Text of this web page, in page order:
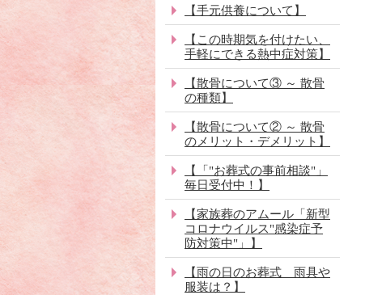
【手元供養について】
【この時期気を付けたい、
手軽にできる熱中症対策】
【散骨について③ ～ 散骨
の種類】
【散骨について② ～ 散骨
のメリット・デメリット】
【「"お葬式の事前相談"」
毎日受付中！】
【家族葬のアムール「新型
コロナウイルス"感染症予
防対策中"」】
【雨の日のお葬式 雨具や
服装は？】